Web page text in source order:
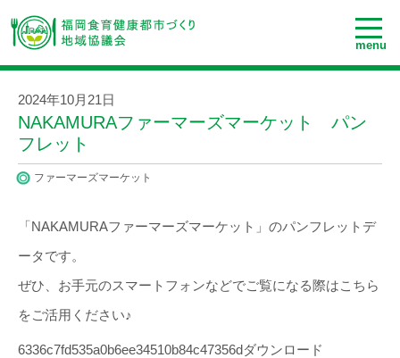
menu
2024年10月21日
NAKAMURAファーマーズマーケット パン
フレット
ファーマーズマーケット
「NAKAMURAファーマーズマーケット」のパンフレットデ
ータです。
ぜひ、お手元のスマートフォンなどでご覧になる際はこちら
をご活用ください♪
6336c7fd535a0b6ee34510b84c47356dダウンロード